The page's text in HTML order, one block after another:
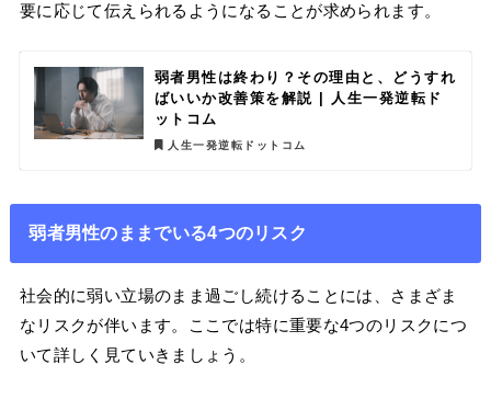
要に応じて伝えられるようになることが求められます。
弱者男性は終わり？その理由と、どうすれ
ばいいか改善策を解説 | 人生一発逆転ド
ットコム
人生一発逆転ドットコム
弱者男性のままでいる4つのリスク
社会的に弱い立場のまま過ごし続けることには、さまざま
なリスクが伴います。ここでは特に重要な4つのリスクにつ
いて詳しく見ていきましょう。